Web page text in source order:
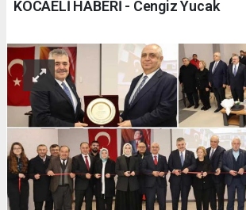
KOCAELİ HABERİ - Cengiz Yucak